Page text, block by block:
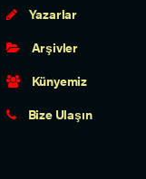
Yazarlar
Arşivler
Künyemiz
Bize Ulaşın